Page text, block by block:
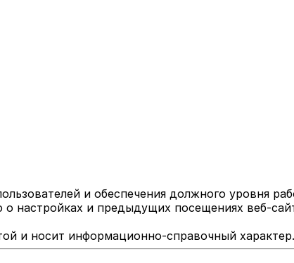
и обеспечения должного уровня
и предыдущих посещениях веб-
и носит информационно-справочный характер.